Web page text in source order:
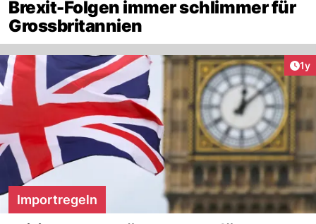
Brexit-Folgen immer schlimmer für
Grossbritannien
1y
Importregeln